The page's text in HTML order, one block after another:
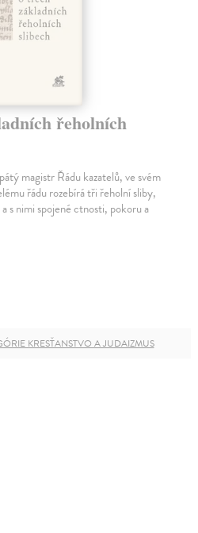
řeholních
magistr Řádu kazatelů, ve svém
řádu rozebírá tři řeholní sliby,
s nimi spojené ctnosti, pokoru a
KRESŤANSTVO A JUDAIZMUS